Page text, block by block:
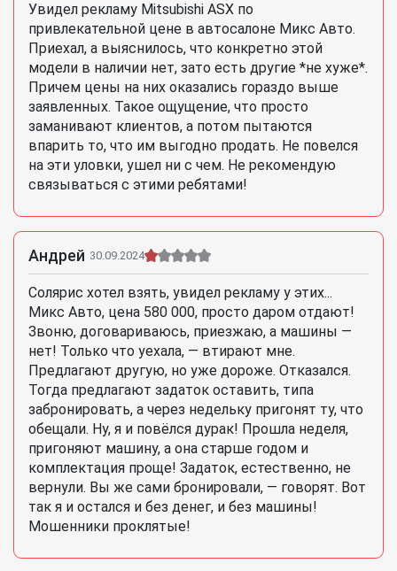
Увидел рекламу Mitsubishi ASX по
привлекательной цене в автосалоне Микс Авто.
Приехал, а выяснилось, что конкретно этой
модели в наличии нет, зато есть другие *не хуже*.
Причем цены на них оказались гораздо выше
заявленных. Такое ощущение, что просто
заманивают клиентов, а потом пытаются
впарить то, что им выгодно продать. Не повелся
на эти уловки, ушел ни с чем. Не рекомендую
связываться с этими ребятами!
Андрей 30.09.2024
Солярис хотел взять, увидел рекламу у этих...
Микс Авто, цена 580 000, просто даром отдают!
Звоню, договариваюсь, приезжаю, а машины —
нет! Только что уехала, — втирают мне.
Предлагают другую, но уже дороже. Отказался.
Тогда предлагают задаток оставить, типа
забронировать, а через недельку пригонят ту, что
обещали. Ну, я и повёлся дурак! Прошла неделя,
пригоняют машину, а она старше годом и
комплектация проще! Задаток, естественно, не
вернули. Вы же сами бронировали, — говорят. Вот
так я и остался и без денег, и без машины!
Мошенники проклятые!